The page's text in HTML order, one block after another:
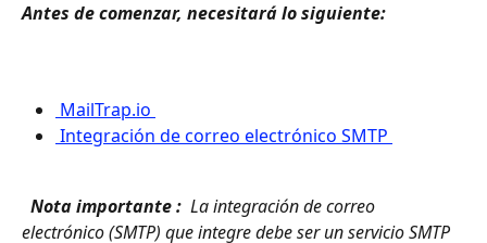
Antes de comenzar, necesitará lo siguiente:
MailTrap.io
Integración de correo electrónico SMTP
Nota importante : La integración de correo
electrónico (SMTP) que integre debe ser un servicio SMTP